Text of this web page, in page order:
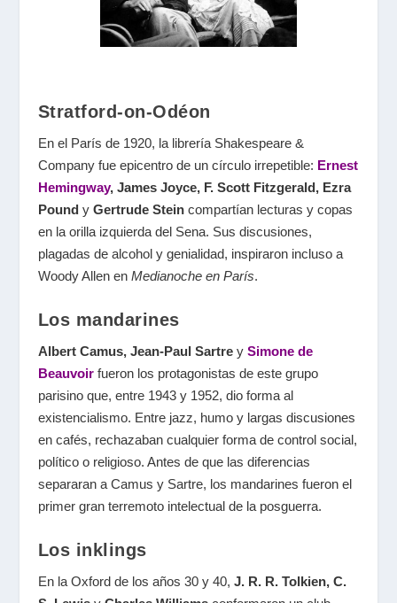
Stratford-on-Odéon
En el París de 1920, la librería Shakespeare &
Company fue epicentro de un círculo irrepetible: Ernest
Hemingway, James Joyce, F. Scott Fitzgerald, Ezra
Pound y Gertrude Steincompartían lecturas y copas
en la orilla izquierda del Sena. Sus discusiones,
plagadas de alcohol y genialidad, inspiraron incluso a
Woody Allen en Medianoche en París.
Los mandarines
Albert Camus, Jean-Paul Sartrey Simone de
Beauvoirfueron los protagonistas de este grupo
parisino que, entre 1943 y 1952, dio forma al
existencialismo. Entre jazz, humo y largas discusiones
en cafés, rechazaban cualquier forma de control social,
político o religioso. Antes de que las diferencias
separaran a Camus y Sartre, los mandarines fueron el
primer gran terremoto intelectual de la posguerra.
Los inklings
En la Oxford de los años 30 y 40, J. R. R. Tolkien, C.